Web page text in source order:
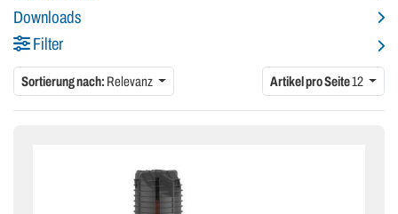
Downloads
Filter
Sortierung nach: Relevanz Artikel pro Seite12